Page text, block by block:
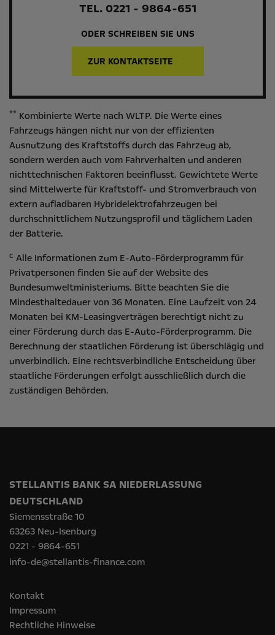
TEL. 0221 - 9864-651
ODER SCHREIBEN SIE UNS
ZUR KONTAKTSEITE
** Kombinierte Werte nach WLTP. Die Werte eines
Fahrzeugs hängen nicht nur von der effizienten
Ausnutzung des Kraftstoffs durch das Fahrzeug ab,
sondern werden auch vom Fahrverhalten und anderen
nichttechnischen Faktoren beeinflusst. Gewichtete Werte
sind Mittelwerte für Kraftstoff- und Stromverbrauch von
extern aufladbaren Hybridelektrofahrzeugen bei
durchschnittlichem Nutzungsprofil und täglichem Laden
der Batterie.
c Alle Informationen zum E-Auto-Förderprogramm für
Privatpersonen finden Sie auf der Website des
Bundesumweltministeriums. Bitte beachten Sie die
Mindesthaltedauer von 36 Monaten. Eine Laufzeit von 24
Monaten bei KM-Leasingverträgen berechtigt nicht zu
einer Förderung durch das E-Auto-Förderprogramm. Die
Berechnung der staatlichen Förderung ist überschlägig und
unverbindlich. Eine rechtsverbindliche Entscheidung über
staatliche Förderungen erfolgt ausschließlich durch die
zuständigen Behörden.
STELLANTIS BANK SA NIEDERLASSUNG
DEUTSCHLAND
Siemensstraße 10
63263 Neu-Isenburg
0221 - 9864-651
info-de@stellantis-finance.com
Kontakt
Impressum
Rechtliche Hinweise